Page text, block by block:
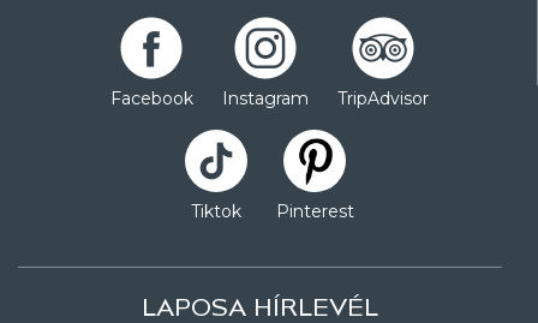
Facebook Instagram TripAdvisor
Tiktok Pinterest
LAPOSA HÍRLEVÉL